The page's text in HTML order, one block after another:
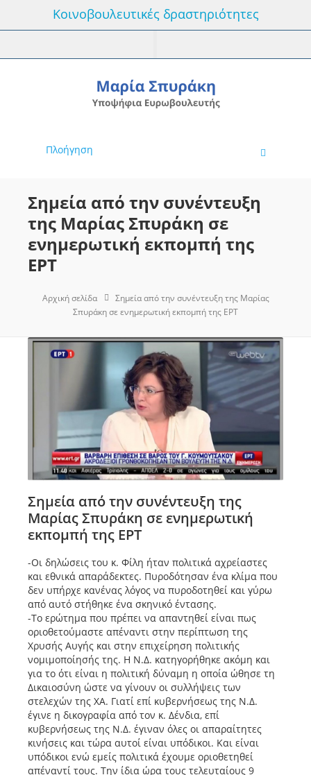
Κοινοβουλευτικές δραστηριότητες
Πλοήγηση
Σημεία από την συνέντευξη
της Μαρίας Σπυράκη σε
ενημερωτική εκπομπή της
ΕΡΤ
Αρχική σελίδα
Σημεία από την συνέντευξη της Μαρίας
Σπυράκη σε ενημερωτική εκπομπή της ΕΡΤ
Σημεία από την συνέντευξη της
Μαρίας Σπυράκη σε ενημερωτική
εκπομπή της ΕΡΤ
-Οι δηλώσεις του κ. Φίλη ήταν πολιτικά αχρείαστες
και εθνικά απαράδεκτες. Πυροδότησαν ένα κλίμα που
δεν υπήρχε κανένας λόγος να πυροδοτηθεί και γύρω
από αυτό στήθηκε ένα σκηνικό έντασης.
-Το ερώτημα που πρέπει να απαντηθεί είναι πως
οριοθετούμαστε απέναντι στην περίπτωση της
Χρυσής Αυγής και στην επιχείρηση πολιτικής
νομιμοποίησής της. Η Ν.Δ. κατηγορήθηκε ακόμη και
για το ότι είναι η πολιτική δύναμη η οποία ώθησε τη
Δικαιοσύνη ώστε να γίνουν οι συλλήψεις των
στελεχών της ΧΑ. Γιατί επί κυβερνήσεως της Ν.Δ.
έγινε η δικογραφία από τον κ. Δένδια, επί
κυβερνήσεως της Ν.Δ. έγιναν όλες οι απαραίτητες
κινήσεις και τώρα αυτοί είναι υπόδικοι. Και είναι
υπόδικοι ενώ εμείς πολιτικά έχουμε οριοθετηθεί
απέναντί τους. Την ίδια ώρα τους τελευταίους 9